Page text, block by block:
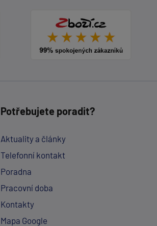
Potřebujete poradit?
Aktuality a články
Telefonní kontakt
Poradna
Pracovní doba
Kontakty
Mapa Google